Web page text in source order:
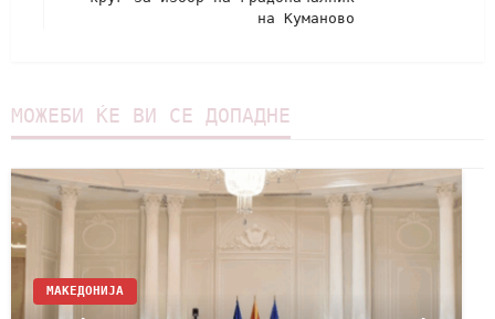
на Куманово
МОЖЕБИ ЌЕ ВИ СЕ ДОПАДНЕ
МАКЕДОНИЈА